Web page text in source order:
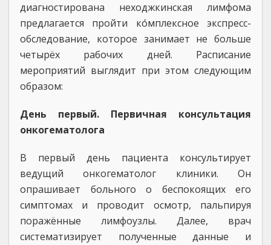
диагностирована неходжкинская лимфома
предлагается пройти ко́мплексное экспресс-
обследование, которое занимает не больше
четырёх рабочих дней. Расписание
мероприятий выглядит при этом следующим
образом:
День первый. Первичная консультация
онкогематолога
В первый день пациента консультирует
ведущий онкогематолог клиники. Он
опрашивает больного о беспокоящих его
симптомах и проводит осмотр, пальпируя
поражённые лимфоузлы. Далее, врач
систематизирует полученные данные и